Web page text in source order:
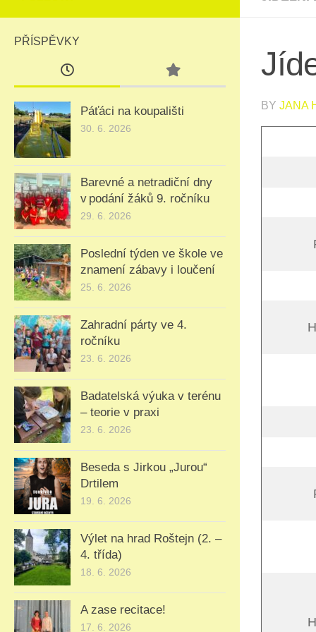
BY JANA
PŘÍSPĚVKY
Páťáci na koupališti
30. 6. 2026
Barevné a netradiční dny
v podání žáků 9. ročníku
29. 6. 2026
Poslední týden ve škole ve
znamení zábavy i loučení
25. 6. 2026
Zahradní párty ve 4.
ročníku
23. 6. 2026
Badatelská výuka v terénu
– teorie v praxi
23. 6. 2026
Beseda s Jirkou „Jurou“
Drtilem
19. 6. 2026
Výlet na hrad Roštejn (2. –
4. třída)
18. 6. 2026
A zase recitace!
17. 6. 2026